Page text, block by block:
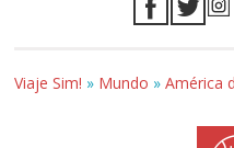
Viaje Sim! » Mundo »América